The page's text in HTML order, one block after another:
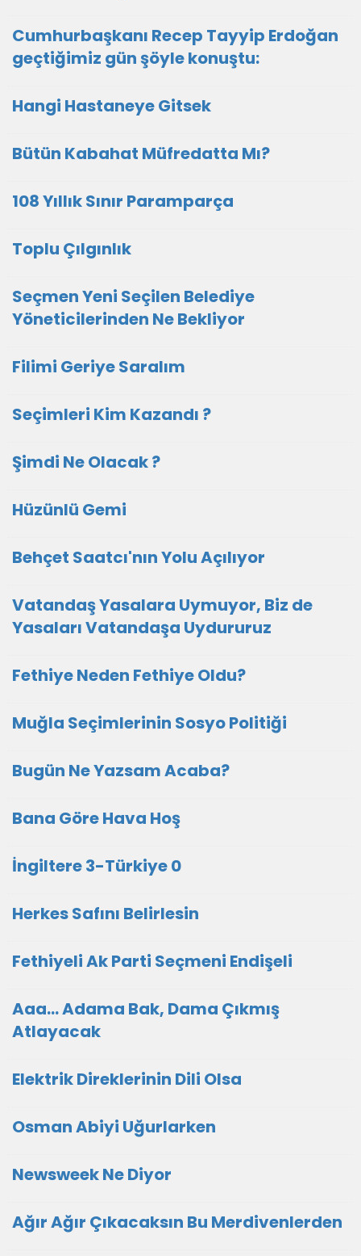
Cumhurbaşkanı Recep Tayyip Erdoğan
geçtiğimiz gün şöyle konuştu:
Hangi Hastaneye Gitsek
Bütün Kabahat Müfredatta Mı?
108 Yıllık Sınır Paramparça
Toplu Çılgınlık
Seçmen Yeni Seçilen Belediye
Yöneticilerinden Ne Bekliyor
Filimi Geriye Saralım
Seçimleri Kim Kazandı ?
Şimdi Ne Olacak ?
Hüzünlü Gemi
Behçet Saatcı'nın Yolu Açılıyor
Vatandaş Yasalara Uymuyor, Biz de
Yasaları Vatandaşa Uydururuz
Fethiye Neden Fethiye Oldu?
Muğla Seçimlerinin Sosyo Politiği
Bugün Ne Yazsam Acaba?
Bana Göre Hava Hoş
İngiltere 3-Türkiye 0
Herkes Safını Belirlesin
Fethiyeli Ak Parti Seçmeni Endişeli
Aaa... Adama Bak, Dama Çıkmış
Atlayacak
Elektrik Direklerinin Dili Olsa
Osman Abiyi Uğurlarken
Newsweek Ne Diyor
Ağır Ağır Çıkacaksın Bu Merdivenlerden